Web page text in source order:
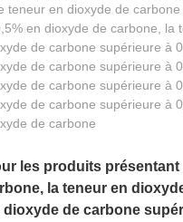
teneur en dioxyde de
en dioxyde de carbone, la
de carbone supérieure à
de carbone supérieure à
de carbone supérieure à
de carbone supérieure à
de carbone
les produits
la teneur en
dioxyde de carbone